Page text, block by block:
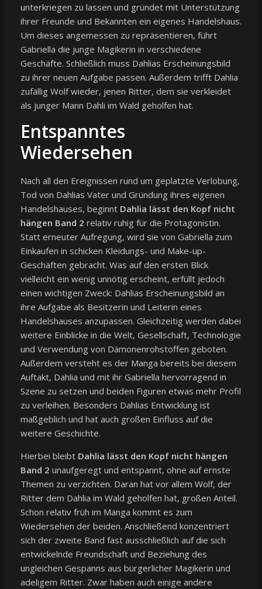
unterkriegen zu lassen und gründet mit Unterstützung
ihrer Freunde und Bekannten ein eigenes Handelshaus.
Um dieses angemessen zu repräsentieren, führt
Gabriella die junge Magikerin in verschiedene
Geschäfte. Schließlich muss Dahlias Erscheinungsbild
zu ihrer neuen Aufgabe passen. Außerdem trifft Dahlia
zufällig Wolf wieder, jenen Ritter, dem sie verkleidet
als junger Mann Dahli im Wald geholfen hat.
Entspanntes
Wiedersehen
Nach all den Ereignissen rund um geplatzte Verlobung,
Tod von Dahlias Vater und Gründung ihres eigenen
Handelshauses, beginnt Dahlia lässt den Kopf nicht
hängen Band 2 relativ ruhig für die Protagonistin.
Statt erneuter Aufregung, wird sie von Gabriella zum
Einkaufen in schicken Kleidungs- und Make-up-
Geschäften gebracht. Was auf den ersten Blick
vielleicht ein wenig unnötig erscheint, erfüllt jedoch
einen wichtigen Zweck: Dahlias Erscheinungsbild an
ihre Aufgabe als Besitzerin und Leiterin eines
Handelshauses anzupassen. Gleichzeitig werden dabei
weitere Einblicke in die Welt, Gesellschaft, Technologie
und Verwendung von Dämonenrohstoffen geboten.
Außerdem versteht es der Manga bereits bei diesem
Auftakt, Dahlia und mit ihr Gabriella hervorragend in
Szene zu setzen und beiden Figuren etwas mehr Profil
zu verleihen. Besonders Dahlias Entwicklung ist
maßgeblich und hat auch großen Einfluss auf die
weitere Geschichte.
Hierbei bleibt Dahlia lässt den Kopf nicht hängen
Band 2 unaufgeregt und entspannt, ohne auf ernste
Themen zu verzichten. Daran hat vor allem Wolf, der
Ritter dem Dahlia im Wald geholfen hat, großen Anteil.
Schon relativ früh im Manga kommt es zum
Wiedersehen der beiden. Anschließend konzentriert
sich der zweite Band fast ausschließlich auf die sich
entwickelnde Freundschaft und Beziehung des
ungleichen Gespanns aus bürgerlicher Magikerin und
adeligem Ritter. Zwar haben auch einige andere